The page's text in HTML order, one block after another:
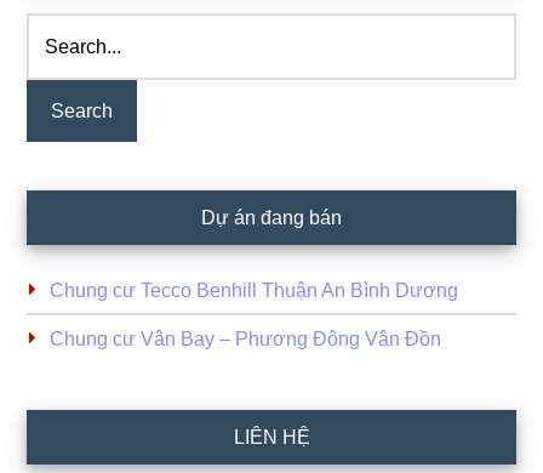
Dự án đang bán
Chung cư Tecco Benhill Thuận An Bình Dương
Chung cư Vân Bay – Phương Đông Vân Đồn
LIÊN HỆ